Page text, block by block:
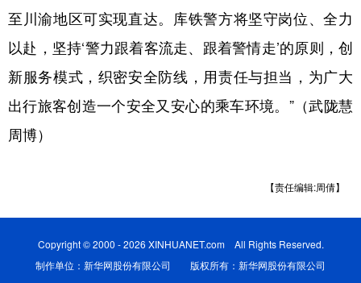
至川渝地区可实现直达。库铁警方将坚守岗位、全力
以赴，坚持‘警力跟着客流走、跟着警情走’的原则，创
新服务模式，织密安全防线，用责任与担当，为广大
出行旅客创造一个安全又安心的乘车环境。”（武陇慧
周博）
【责任编辑:周倩】
Copyright © 2000 - 2026 XINHUANET.com All Rights Reserved.
制作单位：新华网股份有限公司 版权所有：新华网股份有限公司